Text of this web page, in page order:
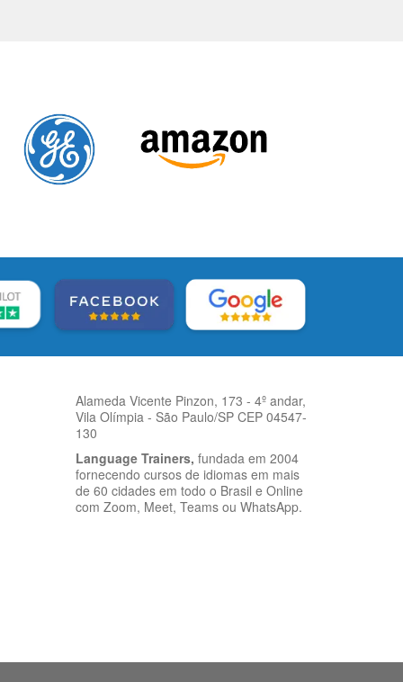
Alameda Vicente Pinzon, 173 - 4º andar,
Vila Olímpia - São Paulo/SP CEP 04547-
130
Language Trainers, fundada em 2004
fornecendo cursos de idiomas em mais
de 60 cidades em todo o Brasil e Online
com Zoom, Meet, Teams ou WhatsApp.